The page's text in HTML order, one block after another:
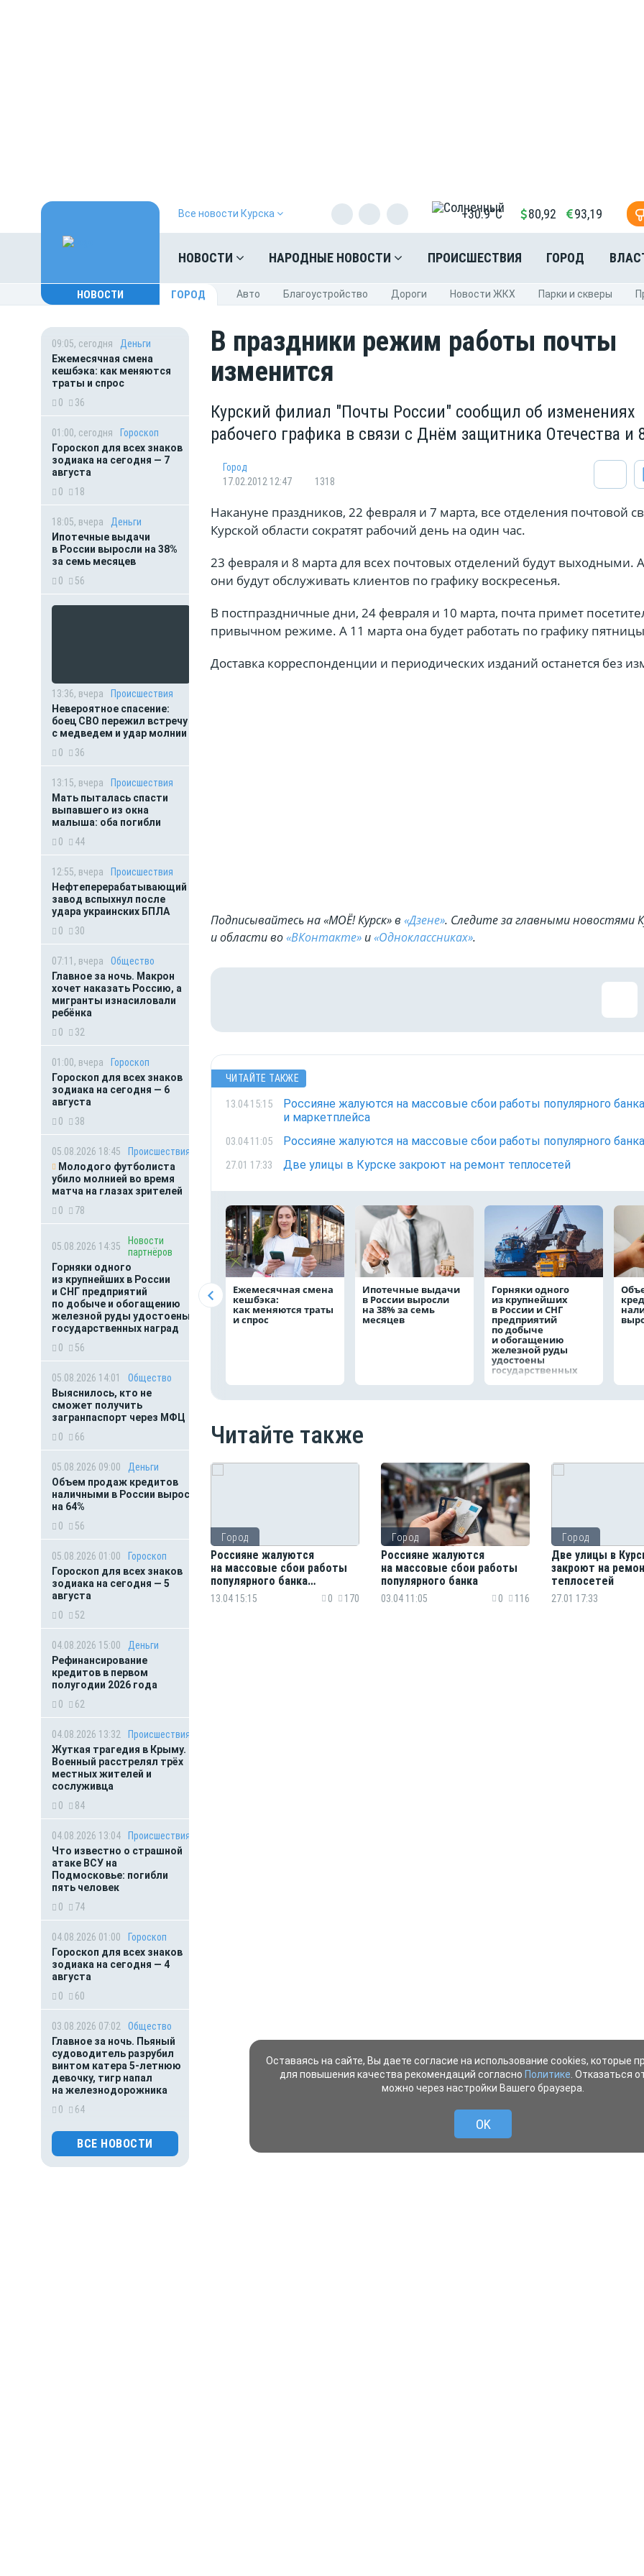
Все новости Курска +30.9°C 80,92 93,19
НОВОСТИ НАРОДНЫЕ НОВОСТИ ПРОИСШЕСТВИЯ ГОРОД
НОВОСТИ ГОРОД Авто Благоустройство Дороги Новости ЖКХ Парки и скверы
09:05, сегодня
Деньги
Ежемесячная смена
кешбэка: как меняются
траты и спрос
0
36
01:00, сегодня
Гороскоп
Гороскоп для всех знаков
зодиака на сегодня — 7
августа
0
18
18:05, вчера
Деньги
Ипотечные выдачи
в России выросли на 38%
за семь месяцев
0
56
13:36, вчера
Происшествия
Невероятное спасение:
боец СВО пережил встречу
с медведем и удар молнии
0
36
13:15, вчера
Происшествия
Мать пыталась спасти
выпавшего из окна
малыша: оба погибли
0
44
12:55, вчера
Происшествия
Нефтеперерабатывающий
завод вспыхнул после
удара украинских БПЛА
0
30
07:11, вчера
Общество
Главное за ночь. Макрон
хочет наказать Россию, а
мигранты изнасиловали
ребёнка
0
32
01:00, вчера
Гороскоп
Гороскоп для всех знаков
зодиака на сегодня — 6
августа
0
38
05.08.2026 18:45
Происшествия
Молодого футболиста
убило молнией во время
матча на глазах зрителей
0
78
05.08.2026 14:35
Новости
партнёров
Горняки одного
из крупнейших в России
и СНГ предприятий
по добыче и обогащению
железной руды удостоены
государственных наград
0
56
05.08.2026 14:01
Общество
Выяснилось, кто не
сможет получить
загранпаспорт через МФЦ
0
66
05.08.2026 09:00
Деньги
Объем продаж кредитов
наличными в России вырос
на 64%
0
56
05.08.2026 01:00
Гороскоп
Гороскоп для всех знаков
зодиака на сегодня — 5
августа
0
52
04.08.2026 15:00
Деньги
Рефинансирование
кредитов в первом
полугодии 2026 года
0
62
04.08.2026 13:32
Происшествия
Жуткая трагедия в Крыму.
Военный расстрелял трёх
местных жителей и
сослуживца
0
84
04.08.2026 13:04
Происшествия
Что известно о страшной
атаке ВСУ на
Подмосковье: погибли
пять человек
0
74
04.08.2026 01:00
Гороскоп
Гороскоп для всех знаков
зодиака на сегодня — 4
августа
0
60
03.08.2026 07:02
Общество
Главное за ночь. Пьяный
судоводитель разрубил
винтом катера 5-летнюю
девочку, тигр напал
на железнодорожника
0
64
03.08.2026 01:00
Гороскоп
Гороскоп для всех знаков
зодиака на сегодня — 3
ВСЕ НОВОСТИ
В праздники режим работы почты
изменится
Курский филиал "Почты России" сообщил об изменениях
рабочего графика в связи с Днём защитника Отечества и
Город
17.02.2012 12:47
1318
Накануне праздников, 22 февраля и 7 марта, все отделения почтовой
Курской области сократят рабочий день на один час.
23 февраля и 8 марта для всех почтовых отделений будут выходными.
они будут обслуживать клиентов по графику воскресенья.
В постпраздничные дни, 24 февраля и 10 марта, почта примет
привычном режиме. А 11 марта она будет работать по графику
Доставка корреспонденции и периодических изданий останется без
Подписывайтесь на «МОЁ! Курск» в «Дзене». Cледите за главными новостями
и области во«ВКонтакте» и«Одноклассниках».
ЧИТАЙТЕ ТАКЖЕ
13.04 15:15
Россияне жалуются на массовые сбои работы популярного банка
и маркетплейса
03.04 11:05 Россияне жалуются на массовые сбои работы популярного банка
27.01 17:33 Две улицы в Курске закроют на ремонт теплосетей
Ежемесячная смена
кешбэка:
как меняются траты
и спрос
Ипотечные выдачи
в России выросли
на 38% за семь
месяцев
Горняки одного
из крупнейших
в России и СНГ
предприятий
по добыче
и обогащению
железной руды
удостоены
государственных
наград
Читайте также
Город
Россияне жалуются
на массовые сбои работы
популярного банка
и маркетплейса
13.04 15:15 0 170
Город
Россияне жалуются
на массовые сбои работы
популярного банка
03.04 11:05 0 116
Город
Две улицы в
закроют на
теплосетей
27.01 17:33
Оставаясь на сайте, Вы даете согласие на использование cookies, которые
для повышения качества рекомендаций согласно Политике . Отказаться
можно через настройки Вашего браузера.
OK